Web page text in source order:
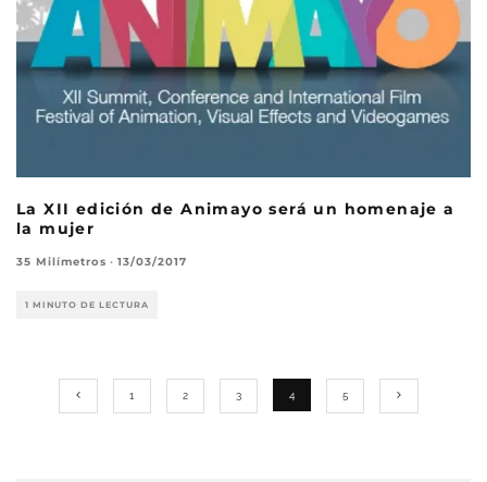
La XII edición de Animayo será un homenaje a
la mujer
35 Milímetros · 13/03/2017
1 MINUTO DE LECTURA
1 2 3 4 5